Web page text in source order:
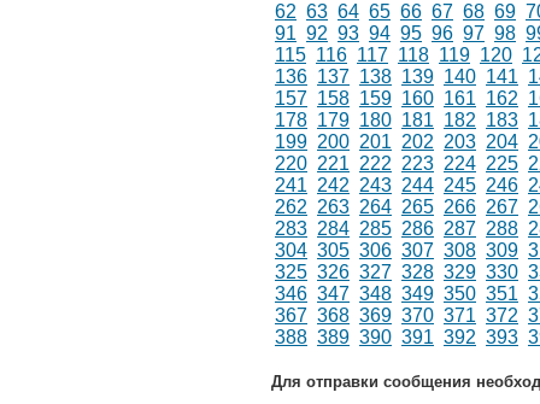
62 63 64 65 66 67 68 69
91 92 93 94 95 96 97 98
115 116 117 118 119 120
136 137 138 139 140 141
157 158 159 160 161 162
178 179 180 181 182 183
199 200 201 202 203 204
220 221 222 223 224 225
241 242 243 244 245 246
262 263 264 265 266 267
283 284 285 286 287 288
304 305 306 307 308 309
325 326 327 328 329 330
346 347 348 349 350 351
367 368 369 370 371 372
388 389 390 391 392 393
Для отправки сообщения